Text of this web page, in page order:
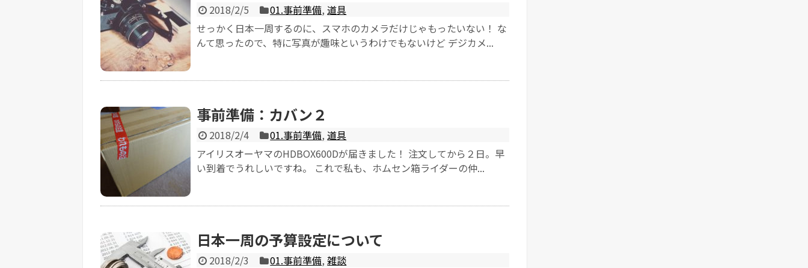
2018/2/5 01.事前準備,道具
せっかく日本一周するのに、スマホのカメラだけじゃもったいない！ な
んて思ったので、特に写真が趣味というわけでもないけど デジカメ...
事前準備：カバン２
2018/2/4 01.事前準備,道具
アイリスオーヤマのHDBOX600Dが届きました！ 注文してから２日。早
い到着でうれしいですね。 これで私も、ホムセン箱ライダーの仲...
日本一周の予算設定について
2018/2/3 01.事前準備,雑談